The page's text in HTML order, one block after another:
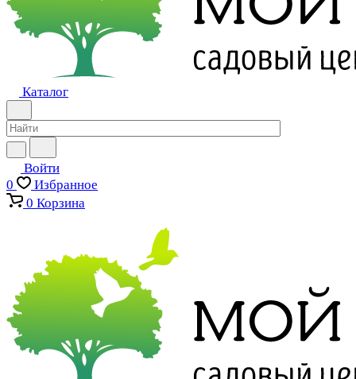
Каталог
Войти
0
Избранное
0 Корзина